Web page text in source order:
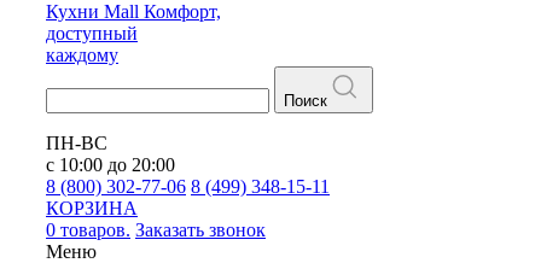
Кухни Mall Комфорт,
доступный
каждому
Поиск
ПН-ВС
с 10:00 до 20:00
8 (800) 302-77-06 8 (499) 348-15-11
КОРЗИНА
0 товаров. Заказать звонок
Меню